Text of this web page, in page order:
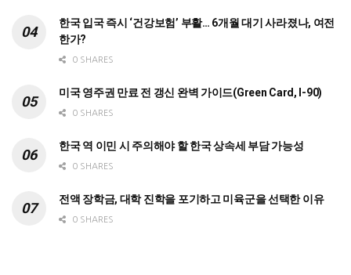
한국 입국 즉시 ‘건강보험’ 부활… 6개월 대기 사라졌나, 여전
한가?
0 SHARES
미국 영주권 만료 전 갱신 완벽 가이드(Green Card, I-90)
0 SHARES
한국 역 이민 시 주의해야 할 한국 상속세 부담 가능성
0 SHARES
전액 장학금, 대학 진학을 포기하고 미육군을 선택한 이유
0 SHARES